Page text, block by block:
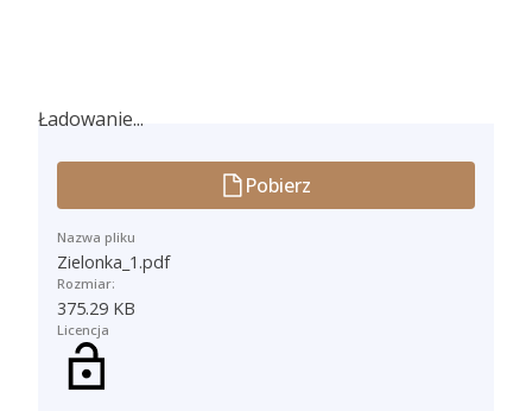
Ładowanie...
Ładowanie...
Pobierz
Nazwa pliku
Zielonka_1.pdf
Rozmiar:
375.29 KB
Licencja